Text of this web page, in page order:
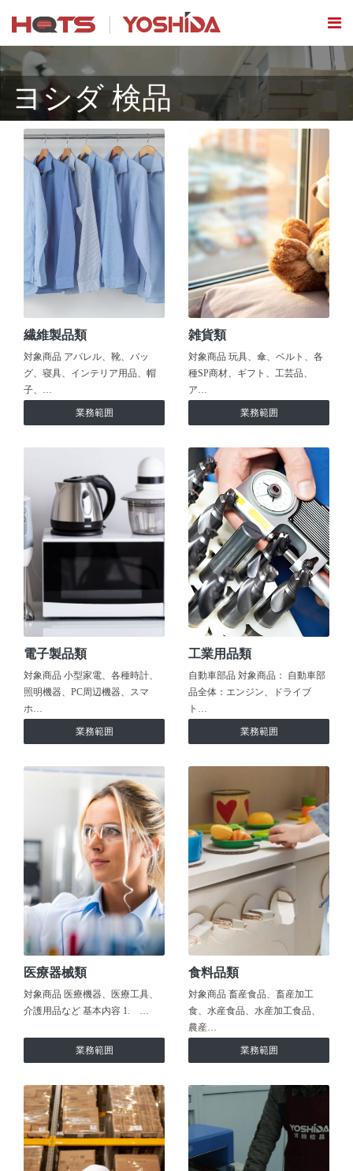
ヨシダ 検品
繊維製品類
対象商品 アパレル、靴、バッ
グ、寝具、インテリア用品、帽
子、…
業務範囲
雑貨類
対象商品 玩具、傘、ベルト、各
種SP商材、ギフト、工芸品、
ア…
業務範囲
電子製品類
対象商品 小型家電、各種時計、
照明機器、PC周辺機器、スマ
ホ…
業務範囲
工業用品類
自動車部品 対象商品： 自動車部
品全体：エンジン、ドライブ
ト…
業務範囲
医療器械類
対象商品 医療機器、医療工具、
介護用品など 基本内容 1. …
業務範囲
食料品類
対象商品 畜産食品、畜産加工
食、水産食品、水産加工食品、
農産…
業務範囲